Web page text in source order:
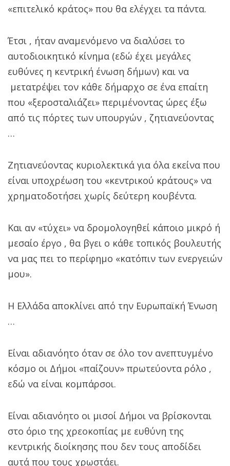
«επιτελικό κράτος» που θα ελέγχει τα πάντα.
Έτσι , ήταν αναμενόμενο να διαλύσει το
αυτοδιοικητικό κίνημα (εδώ έχει μεγάλες
ευθύνες η κεντρική ένωση δήμων) και να
μετατρέψει τον κάθε δήμαρχο σε ένα επαίτη
που «ξεροσταλιάζει» περιμένοντας ώρες έξω
από τις πόρτες των υπουργών , ζητιανεύοντας
…
Ζητιανεύοντας κυριολεκτικά για όλα εκείνα που
είναι υποχρέωση του «κεντρικού κράτους» να
χρηματοδοτήσει χωρίς δεύτερη κουβέντα.
Και αν «τύχει» να δρομολογηθεί κάποιο μικρό ή
μεσαίο έργο , θα βγει ο κάθε τοπικός βουλευτής
να μας πει το περίφημο «κατόπιν των ενεργειών
μου».
Η Ελλάδα αποκλίνει από την Ευρωπαϊκή Ένωση
…
Είναι αδιανόητο όταν σε όλο τον ανεπτυγμένο
κόσμο οι Δήμοι «παίζουν» πρωτεύοντα ρόλο ,
εδώ να είναι κομπάρσοι.
Είναι αδιανόητο οι μισοί Δήμοι να βρίσκονται
στο όριο της χρεοκοπίας με ευθύνη της
κεντρικής διοίκησης που δεν τους αποδίδει
αυτά που τους χρωστάει.